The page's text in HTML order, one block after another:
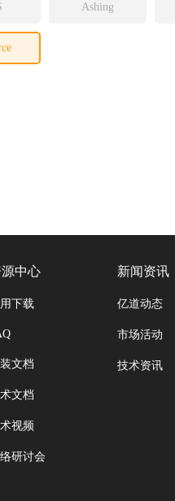
Ashing
中心
下载
文档
文档
视频
研讨会
新闻资讯
亿道动态
市场活动
技术资讯